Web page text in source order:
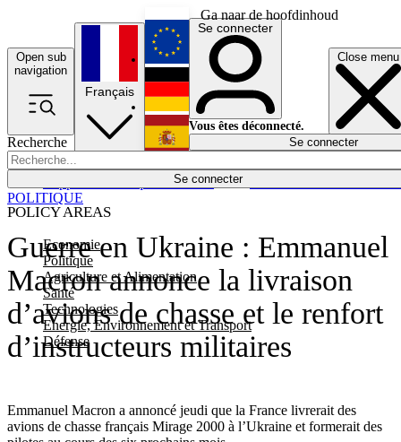
Ga naar de hoofdinhoud
Open sub
navigation
Close menu
Recherche
Se connecter
POLICY AREAS
Economie
Politique
Agriculture et Alimentation
Santé
Technologies
Energie, Environnement et Transport
Défense
Économie
Français
English
Deutsch
Español
Se connecter
Vous êtes déconnecté.
Se connecter
Guerre en Ukraine : Emmanuel
Macron annonce la livraison
d’avions de chasse et le renfort
d’instructeurs militaires
Emmanuel Macron a annoncé jeudi que la France livrerait des
avions de chasse français Mirage 2000 à l’Ukraine et formerait des
POLITIQUE